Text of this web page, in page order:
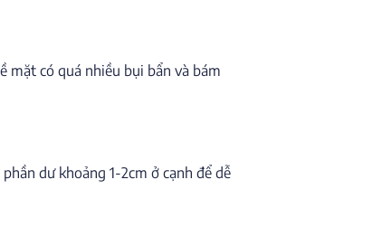
mặt có quá nhiều bụi bẩn và bám
dư khoảng 1-2cm ở cạnh để dễ